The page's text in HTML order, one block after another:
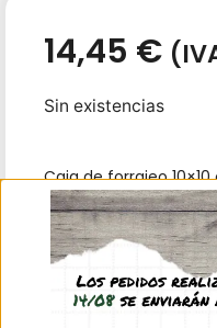
14,45 €
Sin existencias
Caja de forrajeo
conexiones externas
mm
Incluye 3 tapones de
conexiones que no
tubo fliexible de 10/8